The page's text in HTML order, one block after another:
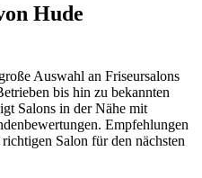
Hude
Auswahl an Friseursalons
bis hin zu bekannten
Salons in der Nähe mit
Empfehlungen
Salon für den nächsten